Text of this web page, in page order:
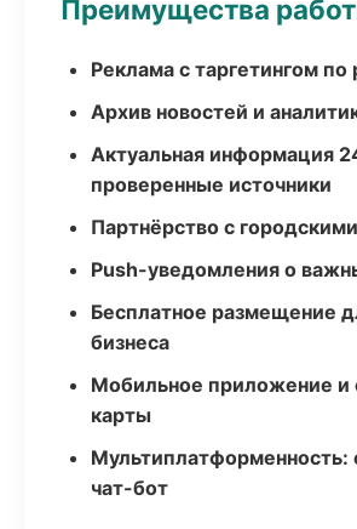
Преимущества
Реклама с таргетингом по
Архив новостей и
Актуальная информация
проверенные источники
Партнёрство с
Push-уведомления о
Бесплатное размещение
бизнеса
Мобильное приложение и
карты
Мультиплатформенность:
чат-бот